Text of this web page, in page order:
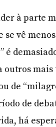
à parte
se vê
é
mais
de
de
há